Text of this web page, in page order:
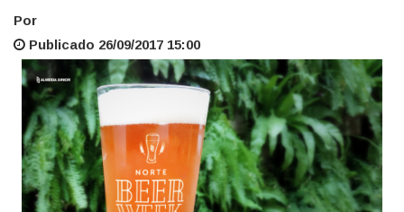
Por
Publicado 26/09/2017 15:00